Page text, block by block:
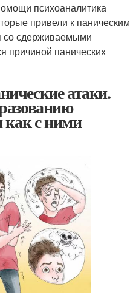
психоаналитика
привели к паническим
со сдерживаемыми
причиной панических
атаки.
как с ними